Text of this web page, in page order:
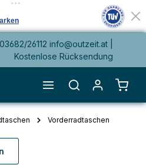
26112 info@outzeit.at |
Kostenlose Rücksendung
Vorderradtaschen